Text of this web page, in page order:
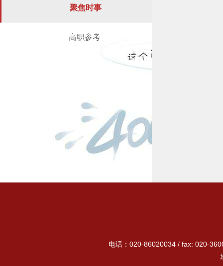
聚焦时事
高职参考
电话：020-86020034 / fax: 020-